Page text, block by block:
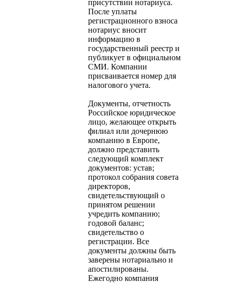
присутствии нотариуса.
После уплаты
регистрационного взноса
нотариус вносит
информацию в
государственный реестр и
публикует в официальном
СМИ. Компании
присваивается номер для
налогового учета.
Документы, отчетность
Российское юридическое
лицо, желающее открыть
филиал или дочернюю
компанию в Европе,
должно представить
следующий комплект
документов: устав;
протокол собрания совета
директоров,
свидетельствующий о
принятом решении
учредить компанию;
годовой баланс;
свидетельство о
регистрации. Все
документы должны быть
заверены нотариально и
апостилированы.
Ежегодно компания